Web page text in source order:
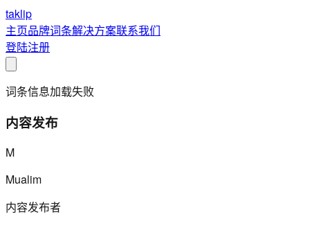
taklip
主页品牌词条解决方案联系我们
登陆注册
词条信息加载失败
内容发布
M
Mualim
内容发布者